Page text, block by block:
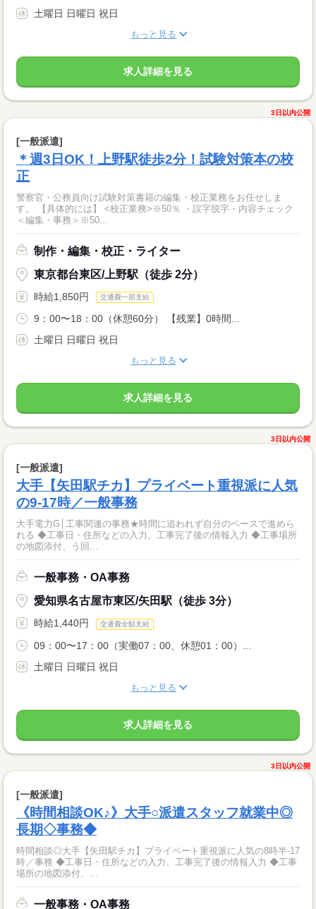
土曜日 日曜日 祝日
もっと見る
求人詳細を見る
3日以内公開
[一般派遣]
＊週3日OK！上野駅徒歩2分！試験対策本の校
正
警察官・公務員向け試験対策書籍の編集・校正業務をお任せしま
す。 【具体的には】 <校正業務>※50％ ・誤字脱字・内容チェック
＜編集・事務＞※50...
制作・編集・校正・ライター
東京都台東区/上野駅（徒歩 2分）
時給1,850円 交通費一部支給
9：00〜18：00（休憩60分） 【残業】0時間...
土曜日 日曜日 祝日
もっと見る
求人詳細を見る
3日以内公開
[一般派遣]
大手【矢田駅チカ】プライベート重視派に人気
の9-17時／一般事務
大手電力G│工事関連の事務★時間に追われず自分のペースで進めら
れる ◆工事日・住所などの入力、工事完了後の情報入力 ◆工事場所
の地図添付、う回...
一般事務・OA事務
愛知県名古屋市東区/矢田駅（徒歩 3分）
時給1,440円 交通費全額支給
09：00〜17：00（実働07：00、休憩01：00）...
土曜日 日曜日 祝日
もっと見る
求人詳細を見る
3日以内公開
[一般派遣]
《時間相談OK♪》大手○派遣スタッフ就業中◎
長期◇事務◆
時間相談◎大手【矢田駅チカ】プライベート重視派に人気の8時半-17
時／事務 ◆工事日・住所などの入力、工事完了後の情報入力 ◆工事
場所の地図添付、...
一般事務・OA事務